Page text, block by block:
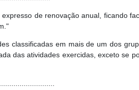
de renovação anual, ficando
classificadas em mais de um dos
das atividades exercidas, exceto se